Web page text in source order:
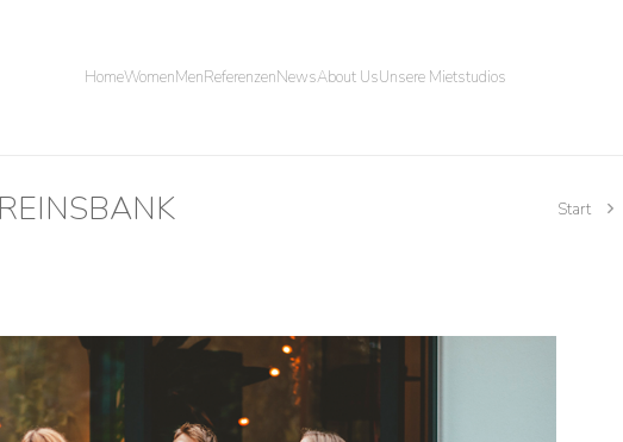
HomeWomenMenReferenzenNewsAbout UsUnsere Mietstudios
Start